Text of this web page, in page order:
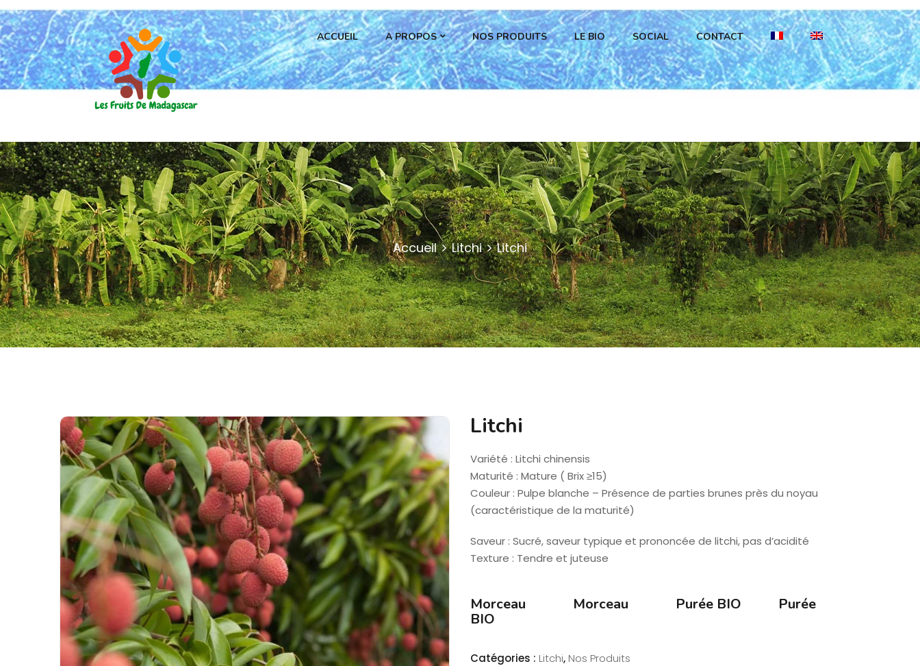
ACCUEIL A PROPOS NOS PRODUITS LE BIO SOCIAL CONTACT
Accueil Litchi Litchi
Litchi
Variété : Litchi chinensis
Maturité : Mature ( Brix ≥15)
Couleur : Pulpe blanche – Présence de parties brunes près du noyau
(caractéristique de la maturité)
Saveur : Sucré, saveur typique et prononcée de litchi, pas d’acidité
Texture : Tendre et juteuse
Morceau
BIO
Morceau Purée BIO Purée
Catégories : Litchi, Nos Produits